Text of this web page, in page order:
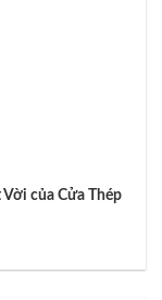
của Cửa Thép